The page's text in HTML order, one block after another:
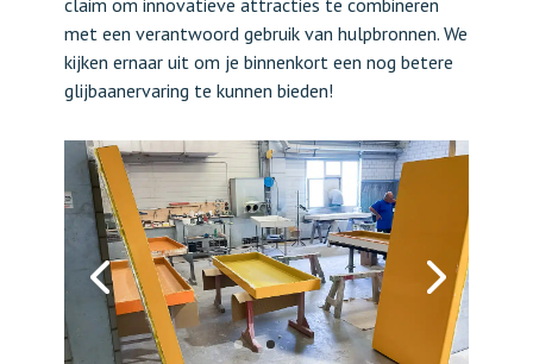
claim om innovatieve attracties te combineren
met een verantwoord gebruik van hulpbronnen. We
kijken ernaar uit om je binnenkort een nog betere
glijbaanervaring te kunnen bieden!